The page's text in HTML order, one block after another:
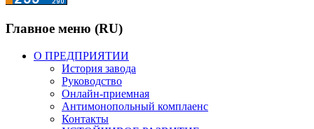
Главное меню (RU)
О ПРЕДПРИЯТИИ
История завода
Руководство
Онлайн-приемная
Антимонопольный комплаенс
Контакты